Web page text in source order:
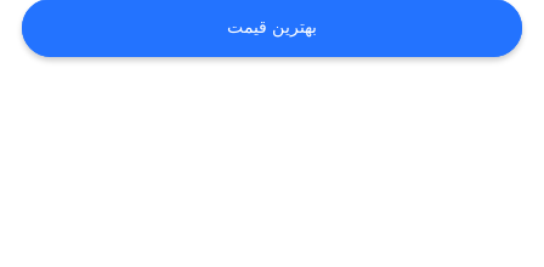
COMPANY
NEWS
بهترین قیمت